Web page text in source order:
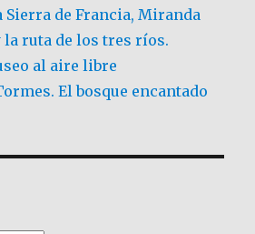
Sierra de Francia, Miranda
la ruta de los tres ríos.
al aire libre
El bosque encantado